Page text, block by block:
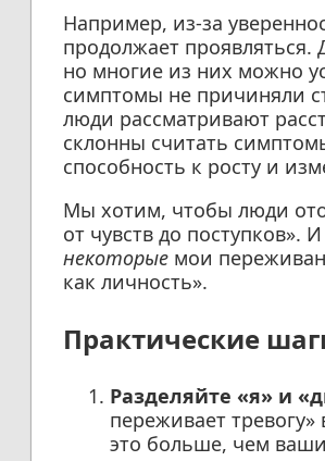
Например, из-за
продолжает проявляться.
но многие из них можно
симптомы не причиняли
люди рассматривают
склонны считать
способность к росту и
Мы хотим, чтобы люди
от чувств до
некоторыемои
как личность».
Практические
Разделяйте «я» и
переживает
это больше, чем